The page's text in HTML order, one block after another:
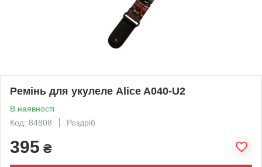
Ремінь для укулеле Alice A040-U2
В наявності
Код: 84808
Роздріб
395 ₴